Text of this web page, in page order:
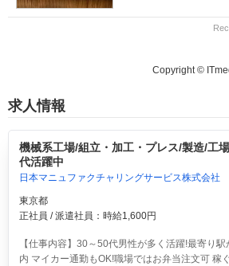
Copyright ©
求人情報
機械系工場/組立・加工・プレス/製造/工
代活躍中
日本マニュファクチャリングサービス株式会社
東京都
正社員 / 派遣社員：時給1,600円
【仕事内容】30～50代男性が多く活躍!最寄り
内 マイカー通勤もOK!職場ではお弁当注文可 稼